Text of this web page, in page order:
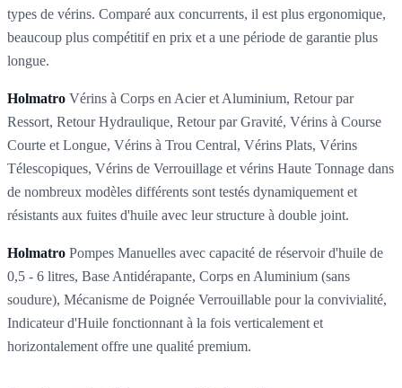
types de vérins. Comparé aux concurrents, il est plus ergonomique,
beaucoup plus compétitif en prix et a une période de garantie plus
longue.
Holmatro Vérins à Corps en Acier et Aluminium, Retour par
Ressort, Retour Hydraulique, Retour par Gravité, Vérins à Course
Courte et Longue, Vérins à Trou Central, Vérins Plats, Vérins
Télescopiques, Vérins de Verrouillage et vérins Haute Tonnage dans
de nombreux modèles différents sont testés dynamiquement et
résistants aux fuites d'huile avec leur structure à double joint.
Holmatro Pompes Manuelles avec capacité de réservoir d'huile de
0,5 - 6 litres, Base Antidérapante, Corps en Aluminium (sans
soudure), Mécanisme de Poignée Verrouillable pour la convivialité,
Indicateur d'Huile fonctionnant à la fois verticalement et
horizontalement offre une qualité premium.